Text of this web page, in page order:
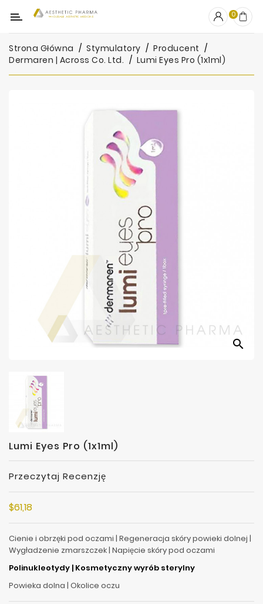
Kategoria
OUTLET
Wypełniacze
0
Strona Główna Stymulatory
Producent
Dermaren | Across Co. Ltd.
Lumi Eyes Pro (1x1ml)
search
Lumi Eyes Pro (1x1ml)
Przeczytaj Recenzję
$61,18
Cienie i obrzęki pod oczami | Regeneracja skóry powieki dolnej |
Wygładzenie zmarszczek | Napięcie skóry pod oczami
Polinukleotydy | Kosmetyczny wyrób sterylny
Powieka dolna | Okolice oczu